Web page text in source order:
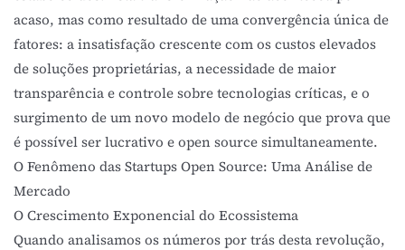
acaso, mas como resultado de uma convergência única de
fatores: a insatisfação crescente com os custos elevados
de soluções proprietárias, a necessidade de maior
transparência e controle sobre tecnologias críticas, e o
surgimento de um novo modelo de negócio que prova que
é possível ser lucrativo e open source simultaneamente.
O Fenômeno das Startups Open Source: Uma Análise de
Mercado
O Crescimento Exponencial do Ecossistema
Quando analisamos os números por trás desta revolução,